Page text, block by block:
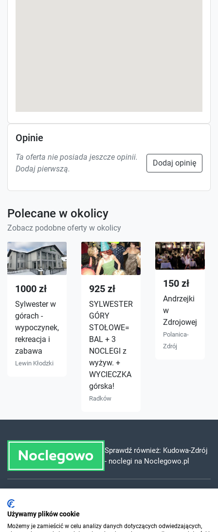
Opinie
Ta oferta nie posiada jeszcze opinii.
Dodaj pierwszą.
Dodaj opinię
Polecane w okolicy
Zobacz podobne oferty w okolicy
1000 zł
Sylwester w
górach -
wypoczynek,
rekreacja i
zabawa
Lewin Kłodzki
925 zł
SYLWESTER
GÓRY
STOŁOWE=
BAL + 3
NOCLEGI z
wyżyw. +
WYCIECZKA
górska!
Radków
150 zł
Andrzejki
w
Zdrojowej
Polanica-
Zdrój
Sprawdź również: Kudowa-Zdrój
- noclegi na Noclegowo.pl
Dla organizatorów
Używamy plików cookie
Możemy je zamieścić w celu analizy danych dotyczących odwiedzających,